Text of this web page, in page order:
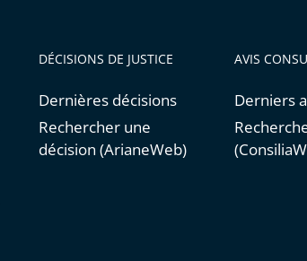
DÉCISIONS DE JUSTICE
Dernières décisions
Rechercher une
décision (ArianeWeb)
AVIS
Derniers